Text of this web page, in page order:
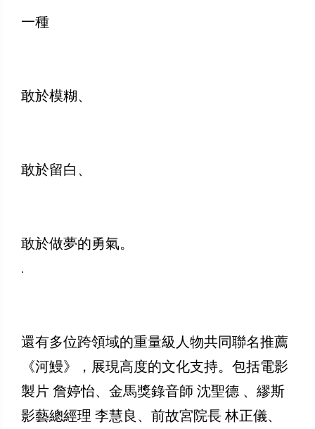
一種
敢於模糊、
敢於留白、
敢於做夢的勇氣。
.
還有多位跨領域的重量級人物共同聯名推薦
《河鰻》，展現高度的文化支持。包括電影
製片 詹婷怡、金馬獎錄音師 沈聖德 、繆斯
影藝總經理 李慧良、前故宮院長 林正儀、